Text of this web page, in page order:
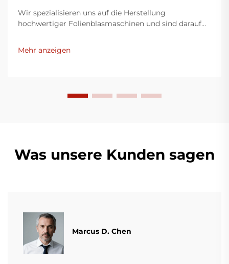
Wir spezialisieren uns auf die Herstellung
hochwertiger Folienblasmaschinen und sind darauf
Kunststoffverpackungsindustrie bereitzustellen.
Unsere Folienblasmaschinen nutzen moderne
Mehr anzeigen
Was unsere Kunden sagen
Marcus D. Chen